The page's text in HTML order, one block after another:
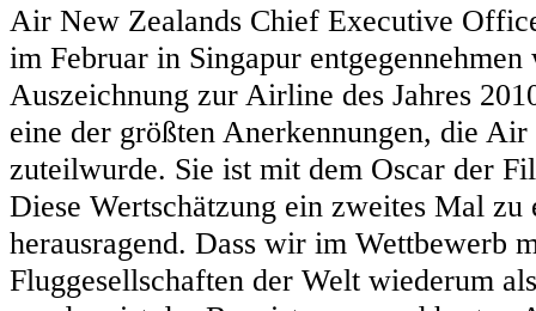
Air New Zealands Chief Executive
im Februar in Singapur
Auszeichnung zur Airline des Jahres
eine der größten Anerkennungen, die
zuteilwurde. Sie ist mit dem Oscar der
Diese Wertschätzung ein zweites Mal
herausragend. Dass wir im Wettbewerb
Fluggesellschaften der Welt wiederum